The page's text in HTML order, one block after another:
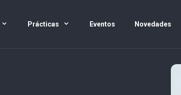
Prácticas Eventos Novedades